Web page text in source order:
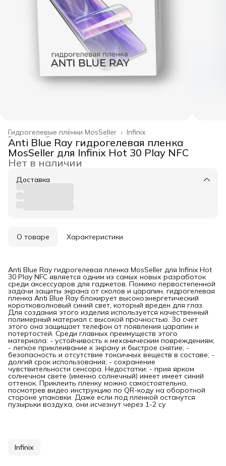
Infinix
Гидрогелевые плёнки MosSeller ›
Гидрогелевые плёнки ›
Главная ›
Anti Blue Ray гидрогелевая пленка
MosSeller для Infinix Hot 30 Play NFC
Нет в наличии
Доставка
О товаре Характеристики
Anti Blue Ray гидрогелевая пленка MosSeller для Infinix Hot
30 Play NFC является одним из самых новых разработок
среди аксессуаров для гаджетов. Помимо первостепенной
задачи защиты экрана от сколов и царапин, гидрогелевая
пленка Anti Blue Ray блокирует высокоэнергетический
коротковолновый синий свет, который вреден для глаз.
Для создания этого изделия используется качественный
полимерный материал с высокой прочностью. За счет
этого она защищает телефон от появления царапин и
потертостей. Среди главных преимуществ этого
материала: - устойчивость к механическим повреждениям;
- легкое приклеивание к экрану и быстрое снятие; -
безопасность и отсутствие токсичных веществ в составе; -
долгий срок использования; - сохранение
чувствительности сенсора. Недостатки: - прия ярком
солнечном свете (именно солнечный) имеет имеет синий
оттенок. Приклеить пленку можно самостоятельно,
посмотрев видео инструкцию по QR-коду на оборотной
стороне упаковки. Даже если под пленкой останутся
пузырьки воздуха, они исчезнут через 1-2 су
Infinix